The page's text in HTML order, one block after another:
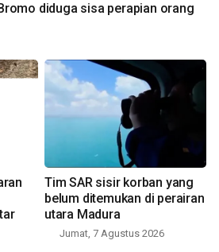
diduga sisa perapian orang
Tim SAR sisir korban yang
belum ditemukan di perairan
utara Madura
Jumat, 7 Agustus 2026